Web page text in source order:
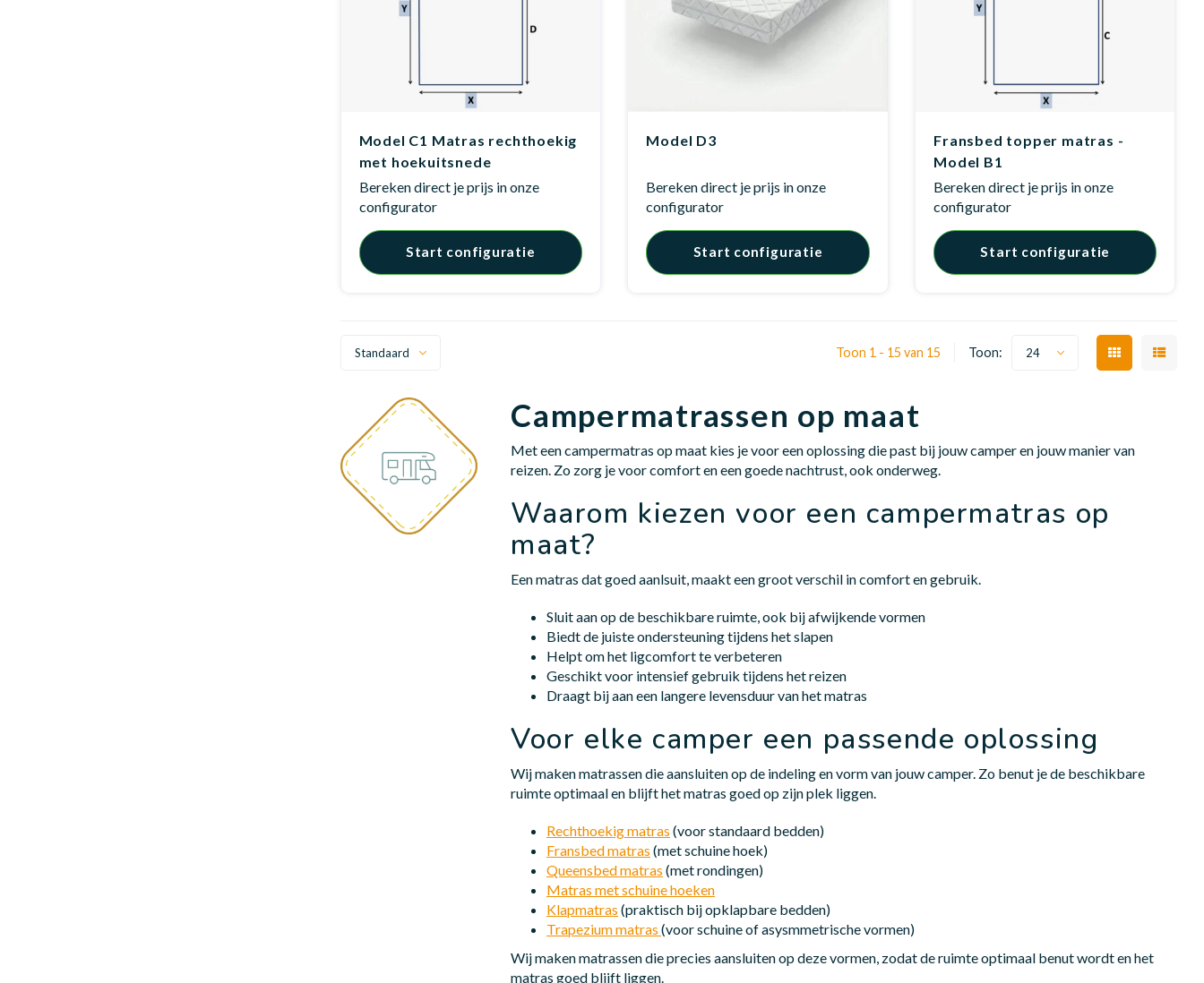
Model C1 Matras rechthoekig
met hoekuitsnede
Bereken direct je prijs in onze
configurator
Start configuratie
Model D3
Bereken direct je prijs in onze
configurator
Start configuratie
Fransbed topper matras -
Model B1
Bereken direct je prijs in onze
configurator
Start configuratie
Standaard Toon 1 - 15 van 15 Toon: 24
Campermatrassen op maat
Met een campermatras op maat kies je voor een oplossing die past bij jouw camper en jouw manier van
reizen. Zo zorg je voor comfort en een goede nachtrust, ook onderweg.
Waarom kiezen voor een campermatras op
maat?
Een matras dat goed aanlsuit, maakt een groot verschil in comfort en gebruik.
Sluit aan op de beschikbare ruimte, ook bij afwijkende vormen
Biedt de juiste ondersteuning tijdens het slapen
Helpt om het ligcomfort te verbeteren
Geschikt voor intensief gebruik tijdens het reizen
Draagt bij aan een langere levensduur van het matras
Voor elke camper een passende oplossing
Wij maken matrassen die aansluiten op de indeling en vorm van jouw camper. Zo benut je de beschikbare
ruimte optimaal en blijft het matras goed op zijn plek liggen.
Rechthoekig matras (voor standaard bedden)
Fransbed matras (met schuine hoek)
Queensbed matras (met rondingen)
Matras met schuine hoeken
Klapmatras (praktisch bij opklapbare bedden)
Trapezium matras (voor schuine of asysmmetrische vormen)
Wij maken matrassen die precies aansluiten op deze vormen, zodat de ruimte optimaal benut wordt en het
matras goed blijft liggen.